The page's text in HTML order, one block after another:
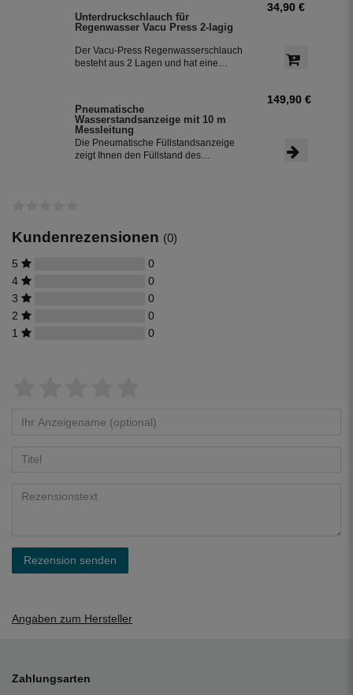
Die schwimmende Entnahme ist die 4.
Reinigungsstufe für sauberes
Regenwasser.
Unterdruckschlauch für
Regenwasser Vacu Press 2-lagig
Der Vacu-Press Regenwasserschlauch
besteht aus 2 Lagen und hat eine
somit die Algenbildung während der
Urlaubszeit oder bei geringer Nutzung.
Über die Menge können Sie die
gewünschte Schlauchlänge in Meter
34,90 €
Pneumatische
Wasserstandsanzeige mit 10 m
Messleitung
Die Pneumatische Füllstandsanzeige
zeigt Ihnen den Füllstand des
149,90 €
Kundenrezensionen (0)
5
0
4
0
3
0
2
0
1
0
Rezension senden
Angaben zum Hersteller
Zahlungsarten